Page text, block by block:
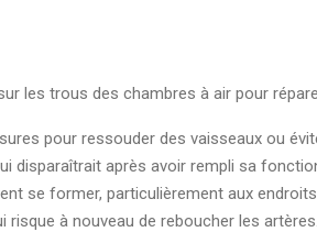
les trous des chambres à air pour
pour ressouder des vaisseaux ou
disparaîtrait après avoir rempli sa
se former, particulièrement aux
à nouveau de reboucher les